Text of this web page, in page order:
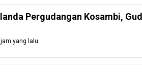
Pergudangan Kosambi,
yang lalu